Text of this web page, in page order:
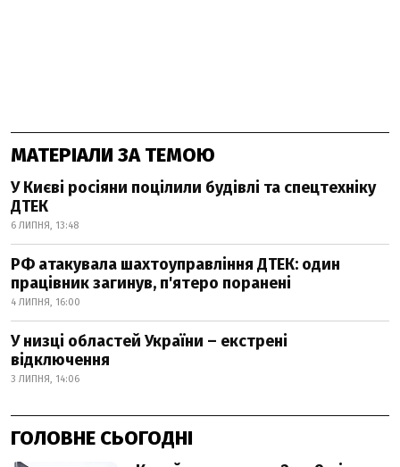
МАТЕРІАЛИ ЗА ТЕМОЮ
У Києві росіяни поцілили будівлі та спецтехніку
ДТЕК
6 ЛИПНЯ, 13:48
РФ атакувала шахтоуправління ДТЕК: один
працівник загинув, п'ятеро поранені
4 ЛИПНЯ, 16:00
У низці областей України – екстрені
відключення
3 ЛИПНЯ, 14:06
ГОЛОВНЕ СЬОГОДНІ